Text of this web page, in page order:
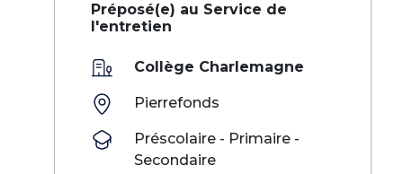
Préposé(e) au Service de
l'entretien
Collège Charlemagne
Pierrefonds
Préscolaire - Primaire -
Secondaire